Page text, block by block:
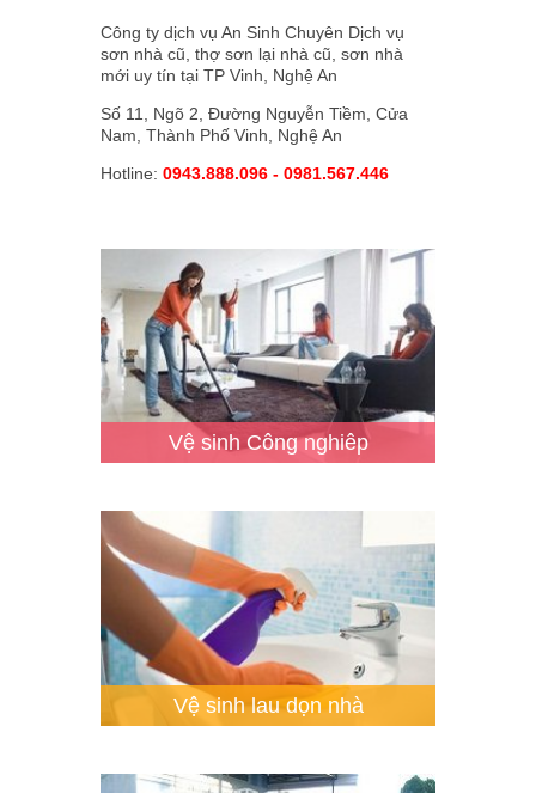
Công ty dịch vụ An Sinh Chuyên Dịch vụ
sơn nhà cũ, thợ sơn lại nhà cũ, sơn nhà
mới uy tín tại TP Vinh, Nghệ An
Số 11, Ngõ 2, Đường Nguyễn Tiềm, Cửa
Nam, Thành Phố Vinh, Nghệ An
Hotline: 0943.888.096 - 0981.567.446
Vệ sinh Công nghiêp
Vệ sinh lau dọn nhà